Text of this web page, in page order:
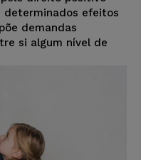
determinados efeitos
demandas
si algum nível de